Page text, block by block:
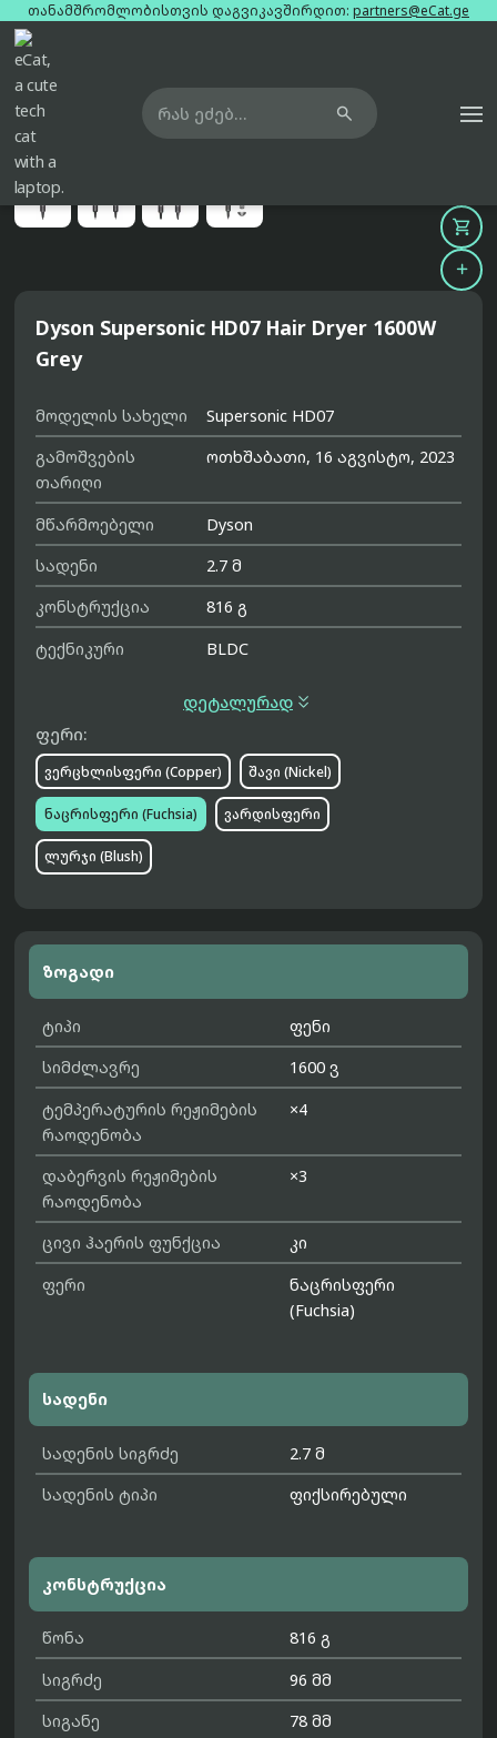
თანამშრომლობისთვის დაგვიკავშირდით: partners@eCat.ge

მთავარი ფენები და სტაილერები dyson-supersonic-hd07-hair-dryer-1600w-grey

Dyson Supersonic HD07 Hair Dryer 1600W
Grey
მოდელის სახელი
Supersonic HD07
გამოშვების
თარიღი
ოთხშაბათი, 16 აგვისტო, 2023
მწარმოებელი
Dyson
სადენი
2.7 მ
კონსტრუქცია
816 გ
ტექნიკური
BLDC
დეტალურად 
ფერი:
ვერცხლისფერი (Copper) შავი (Nickel)
ნაცრისფერი (Fuchsia) ვარდისფერი
ლურჯი (Blush)


ზოგადი
ტიპი
ფენი
სიმძლავრე
1600 ვ
ტემპერატურის რეჟიმების
რაოდენობა
×4
დაბერვის რეჟიმების
რაოდენობა
×3
ცივი ჰაერის ფუნქცია
კი
ფერი
ნაცრისფერი
(Fuchsia)
სადენი
სადენის სიგრძე
2.7 მ
სადენის ტიპი
ფიქსირებული
კონსტრუქცია
წონა
816 გ
სიგრძე
96 მმ
სიგანე
78 მმ